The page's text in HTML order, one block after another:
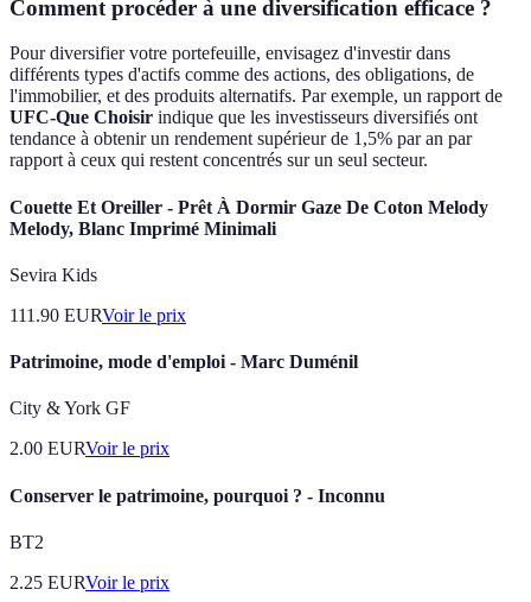
Comment procéder à une diversification efficace ?
Pour diversifier votre portefeuille, envisagez d'investir dans
différents types d'actifs comme des actions, des obligations, de
l'immobilier, et des produits alternatifs. Par exemple, un rapport de
UFC-Que Choisir indique que les investisseurs diversifiés ont
tendance à obtenir un rendement supérieur de 1,5% par an par
rapport à ceux qui restent concentrés sur un seul secteur.
Couette Et Oreiller - Prêt À Dormir Gaze De Coton Melody
Melody, Blanc Imprimé Minimali
Sevira Kids
111.90 EURVoir le prix
Patrimoine, mode d'emploi - Marc Duménil
City & York GF
2.00 EURVoir le prix
Conserver le patrimoine, pourquoi ? - Inconnu
BT2
2.25 EURVoir le prix